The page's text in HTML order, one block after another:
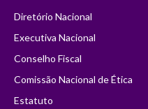
Diretório Nacional
Executiva Nacional
Conselho Fiscal
Comissão Nacional de Ética
Estatuto